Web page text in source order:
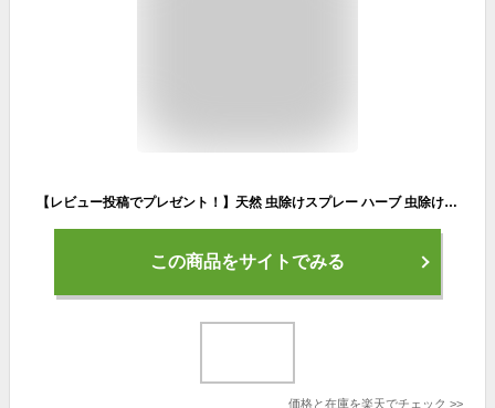
【レビュー投稿でプレゼント！】天然 虫除けスプレー ハーブ 虫除け 虫 ムシ オーガニック アロマ シトロネラ ユーカリ 精油 アロマスプレー 無添加 子供 こども 犬 無 ディート 網戸 消臭 除菌 植物 キャンプ 野外 バズアウェイ 本体 100mL 送料別
この商品をサイトでみる
価格と在庫を楽天でチェック >>